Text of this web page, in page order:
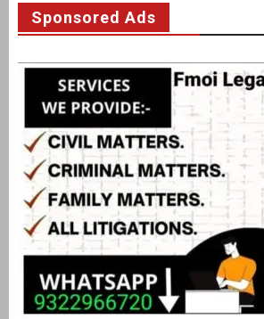
Sponsored Ads